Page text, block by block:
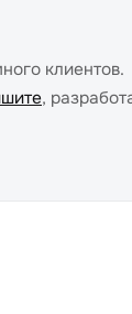
клиентов.
,